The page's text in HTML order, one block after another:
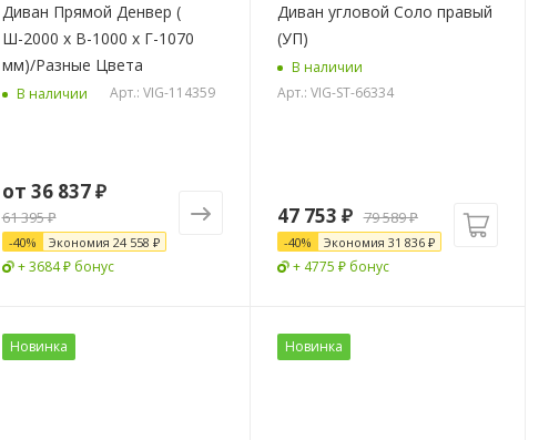
Диван Прямой Денвер (
Ш-2000 x В-1000 x Г-1070
мм)/Разные Цвета
В наличии Арт.: VIG-114359
от 36 837 ₽
61 395 ₽
-40% Экономия 24 558 ₽
+ 3684 ₽ бонус
Диван угловой Соло правый
(УП)
В наличии
Арт.: VIG-ST-66334
47 753 ₽ 79 589₽
-40% Экономия 31 836₽
+ 4775 ₽ бонус
Новинка Новинка